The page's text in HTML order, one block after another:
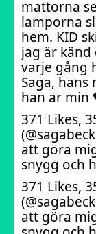
mattorna
lamporna
hem. KID
jag är
varje gång
Saga,
han är min
371 Likes,
att göra
snygg och
371 Likes,
att göra